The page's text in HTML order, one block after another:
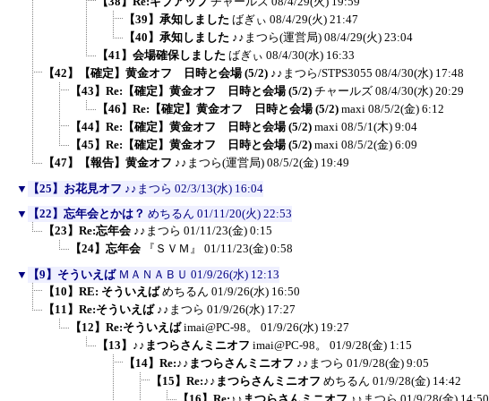
【39】承知しました ばぎぃ 08/4/29(火) 21:47
【40】承知しました ♪♪まつら(運営局) 08/4/29(火) 23:04
【41】会場確保しました ばぎぃ 08/4/30(水) 16:33
【42】【確定】黄金オフ 日時と会場 (5/2) ♪♪まつら/STPS3055 08/4/30(水) 17:48
【43】Re:【確定】黄金オフ 日時と会場 (5/2) チャールズ 08/4/30(水) 20:29
【46】Re:【確定】黄金オフ 日時と会場 (5/2) maxi 08/5/2(金) 6:12
【44】Re:【確定】黄金オフ 日時と会場 (5/2) maxi 08/5/1(木) 9:04
【45】Re:【確定】黄金オフ 日時と会場 (5/2) maxi 08/5/2(金) 6:09
【47】【報告】黄金オフ ♪♪まつら(運営局) 08/5/2(金) 19:49
▼
【25】お花見オフ ♪♪まつら 02/3/13(水) 16:04
▼
【22】忘年会とかは？ めちるん 01/11/20(火) 22:53
【23】Re:忘年会 ♪♪まつら 01/11/23(金) 0:15
【24】忘年会
『ＳＶＭ』 01/11/23(金) 0:58
▼
【9】そういえば ＭＡＮＡＢＵ 01/9/26(水) 12:13
【10】RE: そういえばめちるん 01/9/26(水) 16:50
【11】Re:そういえば ♪♪まつら 01/9/26(水) 17:27
【12】Re:そういえばimai@PC-98。 01/9/26(水) 19:27
【13】♪♪まつらさんミニオフ imai@PC-98。 01/9/28(金) 1:15
【14】Re:♪♪まつらさんミニオフ ♪♪まつら 01/9/28(金) 9:05
【15】Re:♪♪まつらさんミニオフ めちるん 01/9/28(金) 14:42